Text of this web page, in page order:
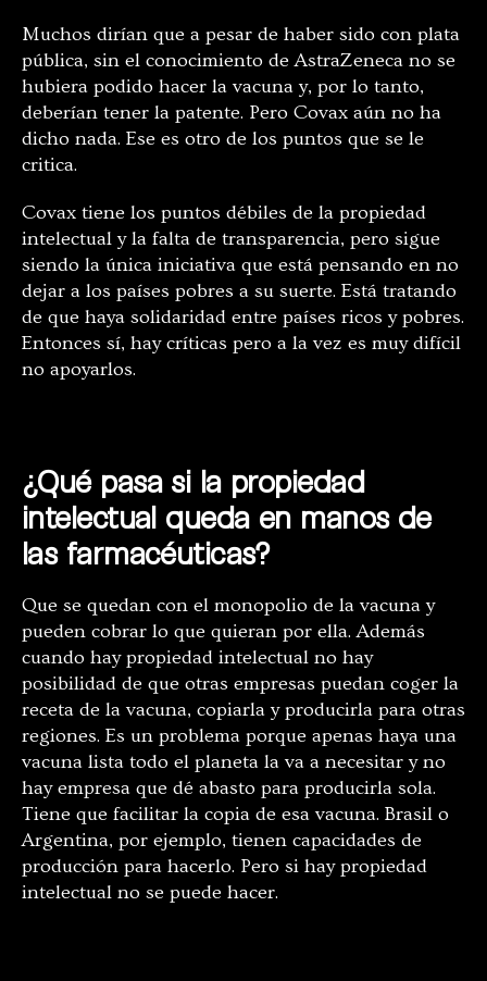
Muchos dirían que a pesar de haber sido con plata
pública, sin el conocimiento de AstraZeneca no se
hubiera podido hacer la vacuna y, por lo tanto,
deberían tener la patente. Pero Covax aún no ha
dicho nada. Ese es otro de los puntos que se le
critica.
Covax tiene los puntos débiles de la propiedad
intelectual y la falta de transparencia, pero sigue
siendo la única iniciativa que está pensando en no
dejar a los países pobres a su suerte. Está tratando
de que haya solidaridad entre países ricos y pobres.
Entonces sí, hay críticas pero a la vez es muy difícil
no apoyarlos.
¿Qué pasa si la propiedad
intelectual queda en manos de
las farmacéuticas?
Que se quedan con el monopolio de la vacuna y
pueden cobrar lo que quieran por ella. Además
cuando hay propiedad intelectual no hay
posibilidad de que otras empresas puedan coger la
receta de la vacuna, copiarla y producirla para otras
regiones. Es un problema porque apenas haya una
vacuna lista todo el planeta la va a necesitar y no
hay empresa que dé abasto para producirla sola.
Tiene que facilitar la copia de esa vacuna. Brasil o
Argentina, por ejemplo, tienen capacidades de
producción para hacerlo. Pero si hay propiedad
intelectual no se puede hacer.